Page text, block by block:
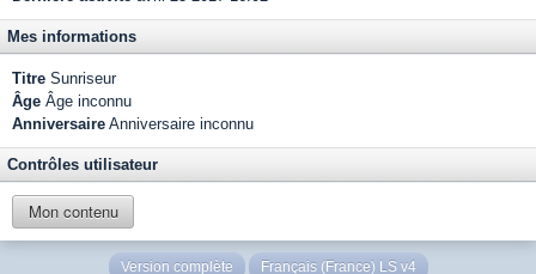
Mes informations
Titre Sunriseur
Âge Âge inconnu
Anniversaire Anniversaire inconnu
Contrôles utilisateur
Mon contenu
Version complète Français (France) LS v4